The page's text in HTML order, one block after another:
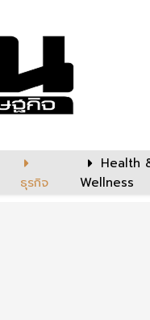
ธุรกิจ
Health
Wellness